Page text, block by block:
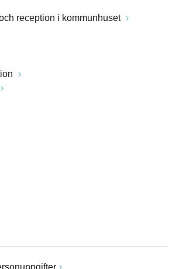
reception i kommunhuset